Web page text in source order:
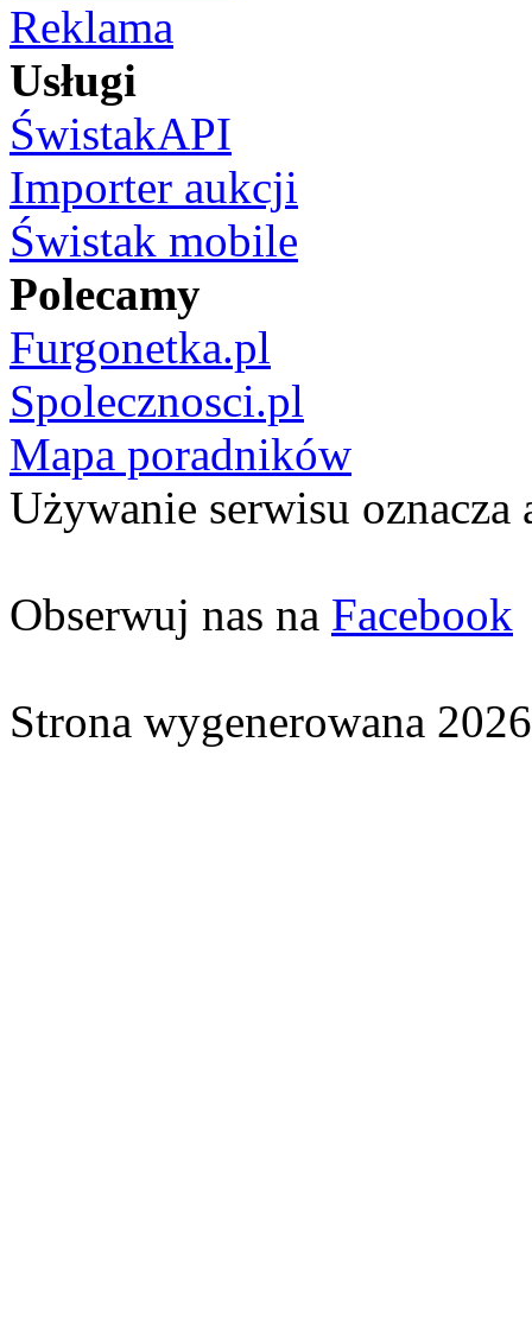
Reklama
Usługi
ŚwistakAPI
Importer aukcji
Świstak mobile
Polecamy
Furgonetka.pl
Spolecznosci.pl
Mapa poradników
Używanie serwisu oznacza
Obserwuj nas na Facebook
Strona wygenerowana